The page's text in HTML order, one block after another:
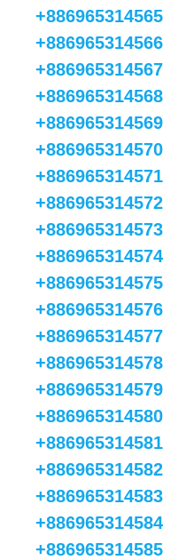
+886965314565
+886965314566
+886965314567
+886965314568
+886965314569
+886965314570
+886965314571
+886965314572
+886965314573
+886965314574
+886965314575
+886965314576
+886965314577
+886965314578
+886965314579
+886965314580
+886965314581
+886965314582
+886965314583
+886965314584
+886965314585